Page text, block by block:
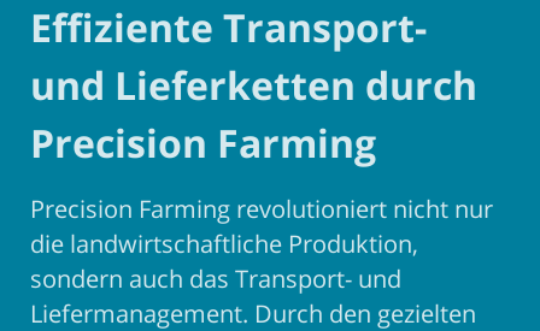
Effiziente Transport-
und Lieferketten durch
Precision Farming
Precision Farming revolutioniert nicht nur
die landwirtschaftliche Produktion,
sondern auch das Transport- und
Liefermanagement. Durch den gezielten